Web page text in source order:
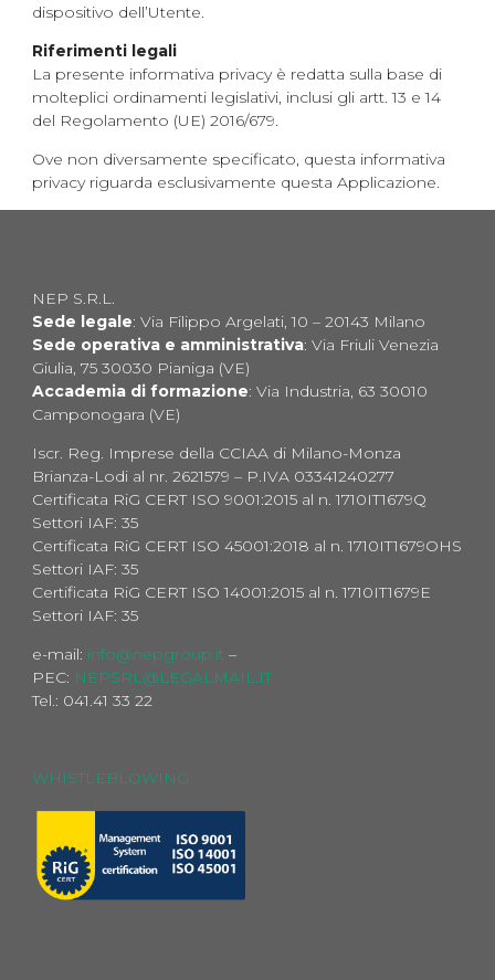
dispositivo dell’Utente.
Riferimenti legali
La presente informativa privacy è redatta sulla base di
molteplici ordinamenti legislativi, inclusi gli artt. 13 e 14
del Regolamento (UE) 2016/679.
Ove non diversamente specificato, questa informativa
privacy riguarda esclusivamente questa Applicazione.
NEP S.R.L.
Sede legale: Via Filippo Argelati, 10 – 20143 Milano
Sede operativa e amministrativa: Via Friuli Venezia
Giulia, 75 30030 Pianiga (VE)
Accademia di formazione: Via Industria, 63 30010
Camponogara (VE)
Iscr. Reg. Imprese della CCIAA di Milano-Monza
Brianza-Lodi al nr. 2621579 – P.IVA 03341240277
Certificata RiG CERT ISO 9001:2015 al n. 1710IT1679Q
Settori IAF: 35
Certificata RiG CERT ISO 45001:2018 al n. 1710IT1679OHS
Settori IAF: 35
Certificata RiG CERT ISO 14001:2015 al n. 1710IT1679E
Settori IAF: 35
e-mail: info@nepgroup.it –
PEC: NEPSRL@LEGALMAIL.IT
Tel.: 041.41 33 22
WHISTLEBLOWING